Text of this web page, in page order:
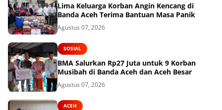
Lima Keluarga Korban Angin Kencang di
Banda Aceh Terima Bantuan Masa Panik
Agustus 07, 2026
SOSIAL
BMA Salurkan Rp27 Juta untuk 9 Korban
Musibah di Banda Aceh dan Aceh Besar
Agustus 07, 2026
ACEH